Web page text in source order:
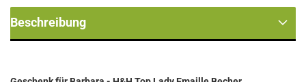
Beschreibung